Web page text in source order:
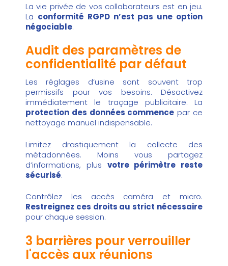
La vie privée de vos collaborateurs est en jeu.
La conformité RGPD n’est pas une option
négociable.
Audit des paramètres de
confidentialité par défaut
Les réglages d’usine sont souvent trop
permissifs pour vos besoins. Désactivez
immédiatement le traçage publicitaire. La
protection des données commence par ce
nettoyage manuel indispensable.
Limitez drastiquement la collecte des
métadonnées. Moins vous partagez
d’informations, plus votre périmètre reste
sécurisé.
Contrôlez les accès caméra et micro.
Restreignez ces droits au strict nécessaire
pour chaque session.
3 barrières pour verrouiller
l'accès aux réunions